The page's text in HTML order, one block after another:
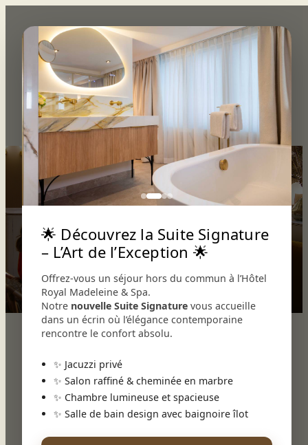
contenu
🌟 Découvrez la Suite Signature
– L’Art de l’Exception 🌟
Offrez-vous un séjour hors du commun à l’Hôtel
Royal Madeleine & Spa.
Notre nouvelle Suite Signature vous accueille
dans un écrin où l’élégance contemporaine
rencontre le confort absolu.
✨ Jacuzzi privé
✨ Salon raffiné & cheminée en marbre
✨ Chambre lumineuse et spacieuse
✨ Salle de bain design avec baignoire îlot
Réserver
Restaurant
Le bar
Événements
L’UNIVERSLE CHEFLE RESTAURANT CARTESCONTACT
L’univers
Bienvenue chezArboré, le tout nouveau restaurant
de l’Hôtel Royal Madeleine situé dans le 8ème
arrondissement de Paris à quelques pavés du